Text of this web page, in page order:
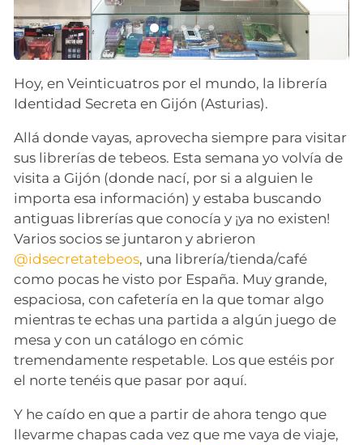
Hoy, en Veinticuatros por el mundo, la librería
Identidad Secreta en Gijón (Asturias).
Allá donde vayas, aprovecha siempre para visitar
sus librerías de tebeos. Esta semana yo volvía de
visita a Gijón (donde nací, por si a alguien le
importa esa información) y estaba buscando
antiguas librerías que conocía y ¡ya no existen!
Varios socios se juntaron y abrieron
@idsecretatebeos, una librería/tienda/café
como pocas he visto por España. Muy grande,
espaciosa, con cafetería en la que tomar algo
mientras te echas una partida a algún juego de
mesa y con un catálogo en cómic
tremendamente respetable. Los que estéis por
el norte tenéis que pasar por aquí.
Y he caído en que a partir de ahora tengo que
llevarme chapas cada vez que me vaya de viaje,